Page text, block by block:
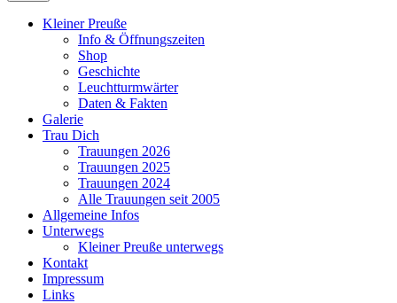
Kleiner Preuße
Info & Öffnungszeiten
Shop
Geschichte
Leuchtturmwärter
Daten & Fakten
Galerie
Trau Dich
Trauungen 2026
Trauungen 2025
Trauungen 2024
Alle Trauungen seit 2005
Allgemeine Infos
Unterwegs
Kleiner Preuße unterwegs
Kontakt
Impressum
Links